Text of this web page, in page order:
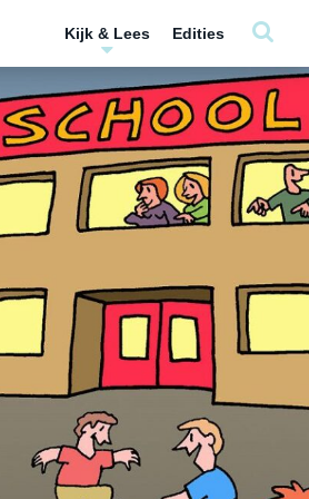
Kijk & Lees Edities